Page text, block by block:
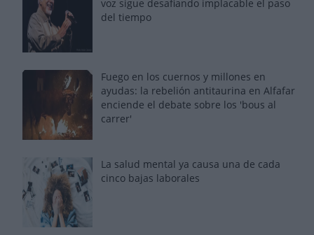
voz sigue desafiando implacable el paso
del tiempo
Fuego en los cuernos y millones en
ayudas: la rebelión antitaurina en Alfafar
enciende el debate sobre los 'bous al
carrer'
La salud mental ya causa una de cada
cinco bajas laborales